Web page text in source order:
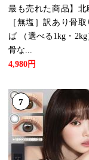
2019/
最も売れた商品】北
［無塩］訳あり骨取
ば （選べる1kg・2kg
骨な...
4,980円
7